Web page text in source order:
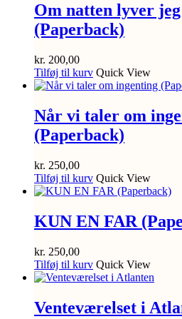
Om natten lyver
(Paperback)
kr. 200,00
Tilføj til kurv Quick View
Når vi taler om
(Paperback)
kr. 250,00
Tilføj til kurv Quick View
KUN EN FAR
kr. 250,00
Tilføj til kurv Quick View
Venteværelset i